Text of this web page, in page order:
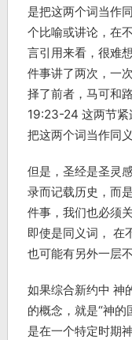
是把这两个词当作
个比喻或讲论，在
言引用来看，很难
件事讲了两次，一
择了前者，马可和
19:23-24 这两节紧
把这两个词当作同义
但是，圣经是圣灵
录而记载历史，而
件事，我们也必须
即使是同义词， 在
也可能有另外一层
如果综合新约中 神
的概念，就是“神
是在一个特定时期